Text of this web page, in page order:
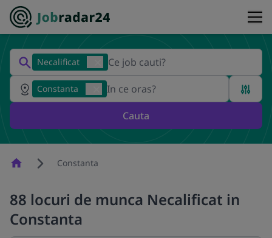
Necalificat
Constanta
Cauta
HomepageConstanta
88 locuri de munca Necalificat in
Constanta